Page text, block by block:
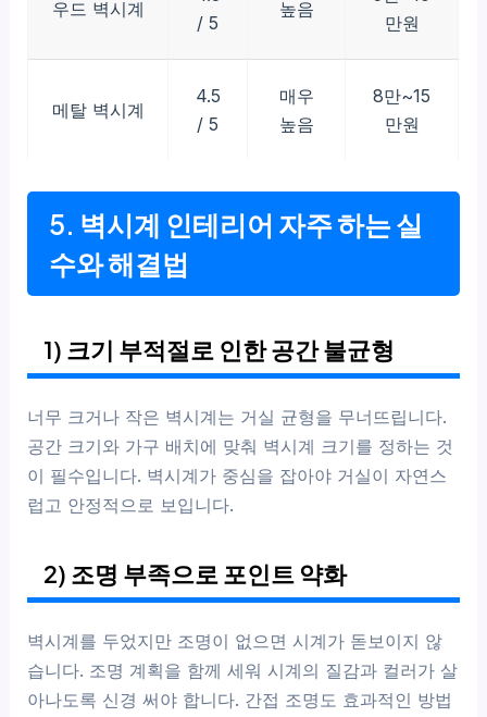
우드 벽시계
/ 5
높음
만원
메탈 벽시계
4.5
/ 5
매우
높음
8만~15
만원
5. 벽시계 인테리어 자주 하는 실
수와 해결법
1) 크기 부적절로 인한 공간 불균형
너무 크거나 작은 벽시계는 거실 균형을 무너뜨립니다.
공간 크기와 가구 배치에 맞춰 벽시계 크기를 정하는 것
이 필수입니다. 벽시계가 중심을 잡아야 거실이 자연스
럽고 안정적으로 보입니다.
2) 조명 부족으로 포인트 약화
벽시계를 두었지만 조명이 없으면 시계가 돋보이지 않
습니다. 조명 계획을 함께 세워 시계의 질감과 컬러가 살
아나도록 신경 써야 합니다. 간접 조명도 효과적인 방법